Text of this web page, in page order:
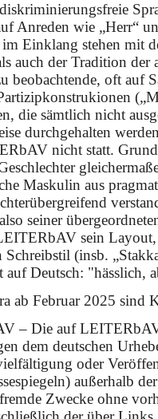
Anreden wie „Herr“
Einklang stehen mit
auch der Tradition der
beobachtende, oft auf
die sämtlich nicht
durchgehalten
nicht statt.
Maskulin aus
seiner
sein Layout,
(insb.
Deutsch: "hässlich,
ab Februar 2025 sind
– Die auf
dem deutschen
oder
außerhalb
Zwecke ohne